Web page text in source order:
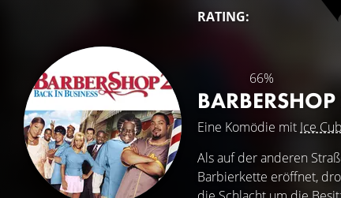
RATING:
66%
Eine Komödie mit Ice
Als auf der anderen
Barbierkette eröffnet,